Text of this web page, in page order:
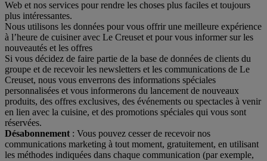
Web et nos services pour rendre les choses plus faciles et toujours
plus intéressantes.
Nous utilisons les données pour vous offrir une meilleure expérience
à l’heure de cuisiner avec Le Creuset et pour vous informer sur les
nouveautés et les offres
Si vous décidez de faire partie de la base de données de clients du
groupe et de recevoir les newsletters et les communications de Le
Creuset, nous vous enverrons des informations spéciales
personnalisées et vous informerons du lancement de nouveaux
produits, des offres exclusives, des événements ou spectacles à venir
en lien avec la cuisine, et des promotions spéciales qui vous sont
réservées.
Désabonnement : Vous pouvez cesser de recevoir nos
communications marketing à tout moment, gratuitement, en utilisant
les méthodes indiquées dans chaque communication (par exemple,